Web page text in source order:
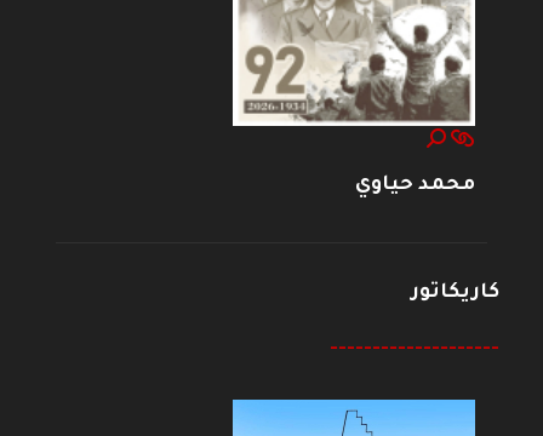
محمد حياوي
كاريكاتور
--------------------